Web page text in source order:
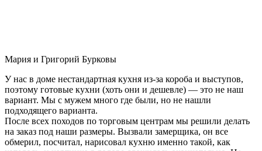
Мария и Григорий Бурковы
У нас в доме нестандартная кухня из-за короба и выступов,
поэтому готовые кухни (хоть они и дешевле) — это не наш
вариант. Мы с мужем много где были, но не нашли
подходящего варианта.
После всех походов по торговым центрам мы решили делать
на заказ под наши размеры. Вызвали замерщика, он все
обмерил, посчитал, нарисовал кухню именно такой, как